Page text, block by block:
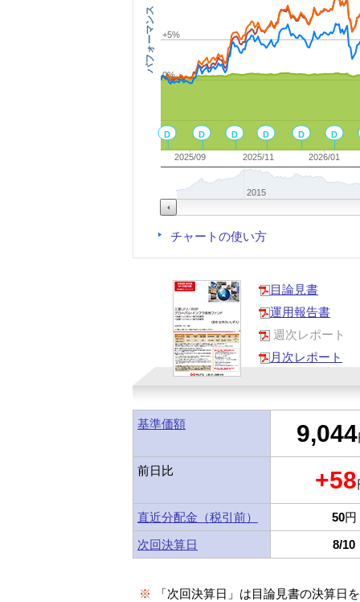
パフォーマンス
D
D
D
D
D
D
2025/09 2025/11 2026/01
2015
0%
+5%
チャートの使い方
目論見書
運用報告書
週次レポート
月次レポート
基準価額 9,044
前日比 +58
直近分配金（税引前） 50円
次回決算日
8/10
※
「次回決算日」は目論見書の決算日